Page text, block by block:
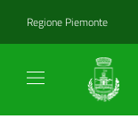
Regione Piemonte